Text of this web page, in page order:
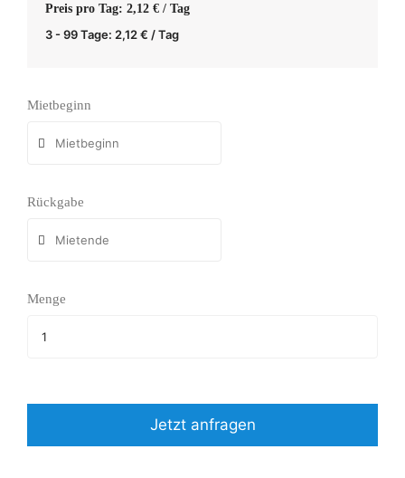
Preis pro Tag: 2,12 € / Tag
3 - 99 Tage: 2,12€ / Tag
Mietbeginn
Rückgabe
Menge
Jetzt anfragen